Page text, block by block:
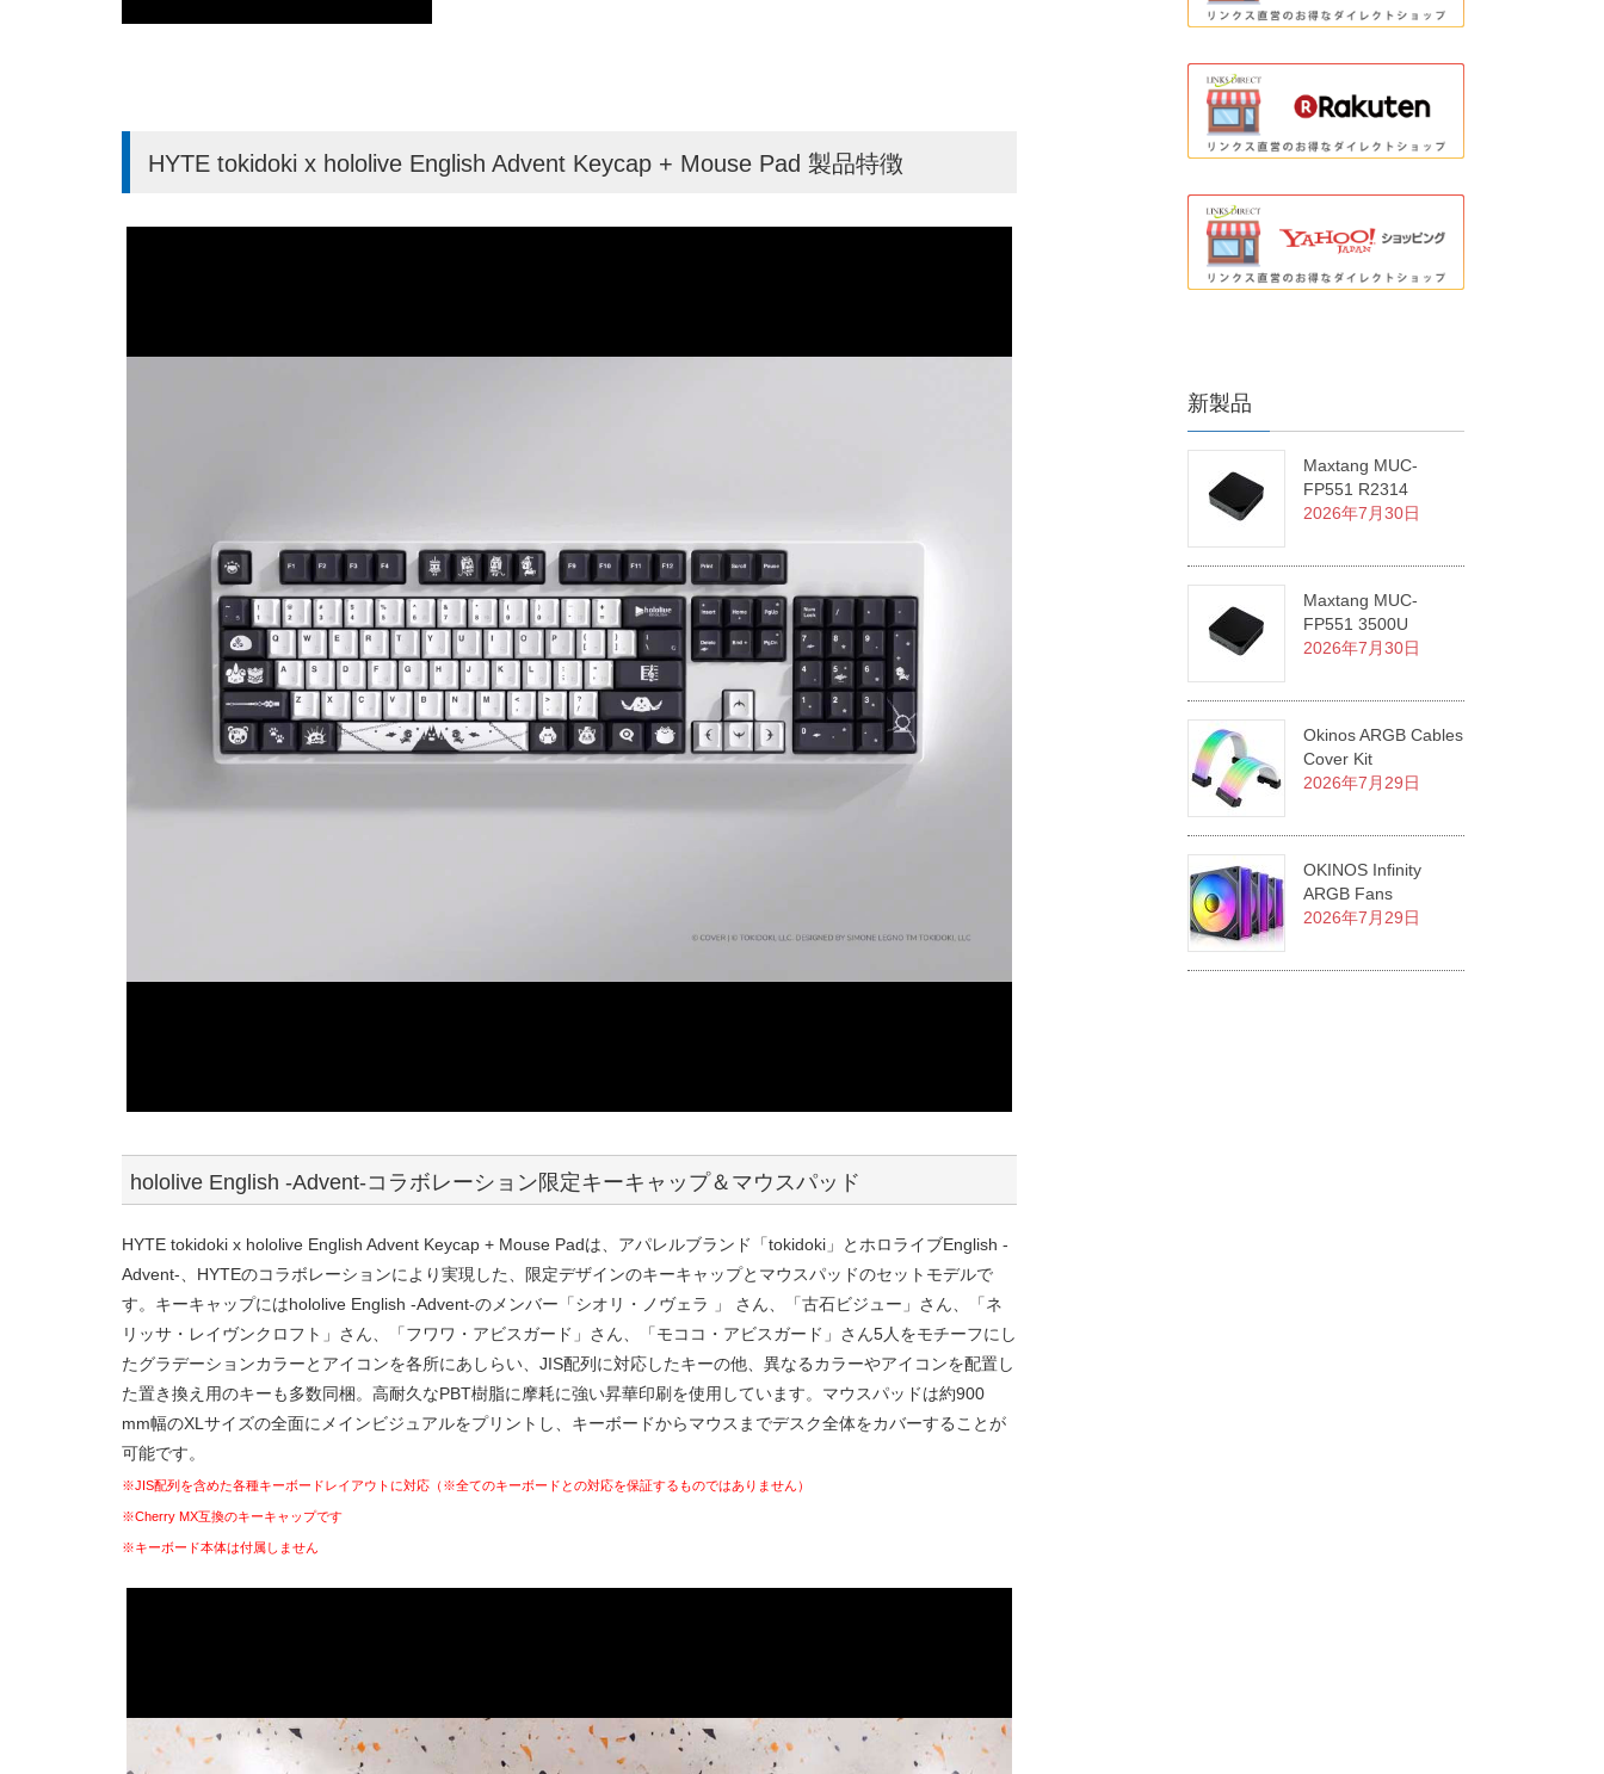
HYTE tokidoki x hololive English Advent Keycap + Mouse Pad 製品特徴
hololive English -Advent-コラボレーション限定キーキャップ＆マウスパッド
HYTE tokidoki x hololive English Advent Keycap + Mouse Padは、アパレルブランド「tokidoki」とホロライブEnglish -
Advent-、HYTEのコラボレーションにより実現した、限定デザインのキーキャップとマウスパッドのセットモデルで
す。キーキャップにはhololive English -Advent-のメンバー「シオリ・ノヴェラ 」 さん、「古石ビジュー」さん、「ネ
リッサ・レイヴンクロフト」さん、「フワワ・アビスガード」さん、「モココ・アビスガード」さん5人をモチーフにし
たグラデーションカラーとアイコンを各所にあしらい、JIS配列に対応したキーの他、異なるカラーやアイコンを配置し
た置き換え用のキーも多数同梱。高耐久なPBT樹脂に摩耗に強い昇華印刷を使用しています。マウスパッドは約900
mm幅のXLサイズの全面にメインビジュアルをプリントし、キーボードからマウスまでデスク全体をカバーすることが
可能です。
※JIS配列を含めた各種キーボードレイアウトに対応（※全てのキーボードとの対応を保証するものではありません）
※Cherry MX互換のキーキャップです
※キーボード本体は付属しません
新製品
Maxtang MUC-
FP551 R2314
2026年7月30日
Maxtang MUC-
FP551 3500U
2026年7月30日
Okinos ARGB Cables
Cover Kit
2026年7月29日
OKINOS Infinity
ARGB Fans
2026年7月29日